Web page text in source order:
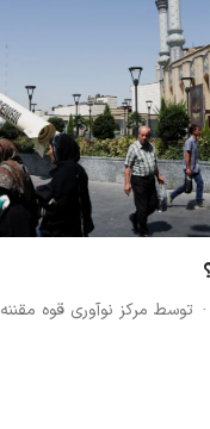
توسط مرکز نوآوری قوه مقننه